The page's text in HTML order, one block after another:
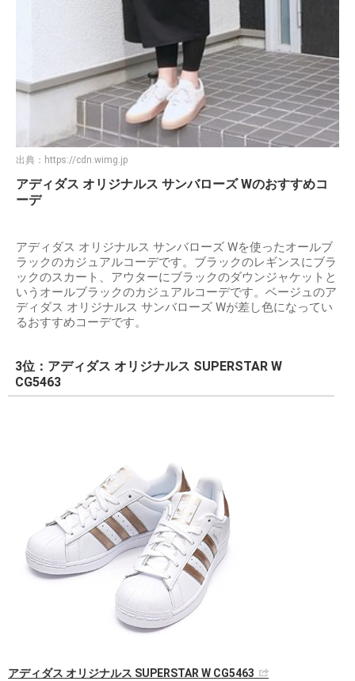
出典： https://cdn.wimg.jp
アディダス オリジナルス サンバローズ Wのおすすめコ
ーデ
アディダス オリジナルス サンバローズ Wを使ったオールブ
ラックのカジュアルコーデです。ブラックのレギンスにブラ
ックのスカート、アウターにブラックのダウンジャケットと
いうオールブラックのカジュアルコーデです。ベージュのア
ディダス オリジナルス サンバローズ Wが差し色になってい
るおすすめコーデです。
3位：アディダス オリジナルス SUPERSTAR W
CG5463
アディダス オリジナルス SUPERSTAR W CG5463